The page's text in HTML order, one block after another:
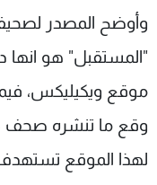
وأوضح المصدر
"المستقبل" هو انها
موقع ويكيليكس،